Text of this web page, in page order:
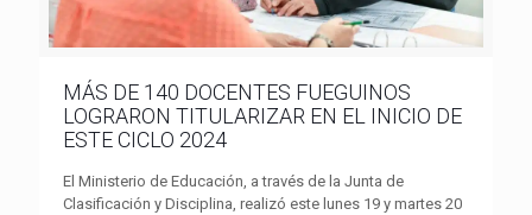
MÁS DE 140 DOCENTES FUEGUINOS
LOGRARON TITULARIZAR EN EL INICIO DE
ESTE CICLO 2024
El Ministerio de Educación, a través de la Junta de
Clasificación y Disciplina, realizó este lunes 19 y martes 20